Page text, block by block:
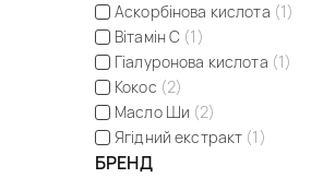
Аскорбінова кислота (1)
Вітамін С (1)
Гіалуронова кислота (1)
Кокос (2)
Масло Ши (2)
Ягідний екстракт (1)
БРЕНД